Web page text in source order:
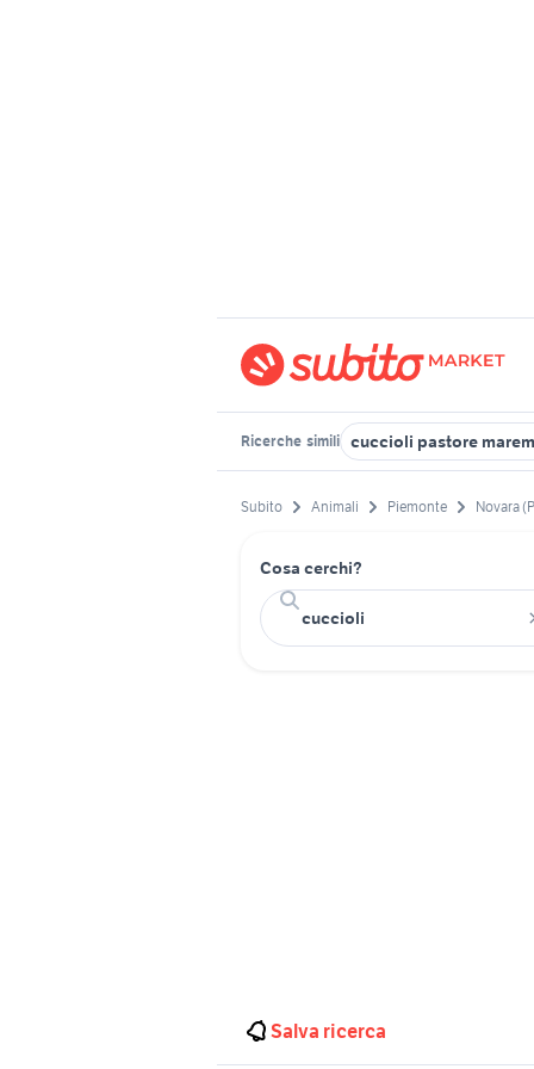
Ricerche simili cuccioli pastore
Subito Animali Piemonte Novara
Cosa cerchi?
Salva ricerca